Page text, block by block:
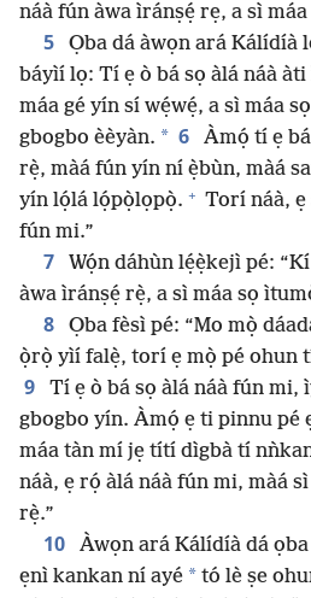
náà fún àwa ìránṣẹ́ rẹ, a sì
5
Ọba dá àwọn ará Kálídíà
báyìí lọ: Tí ẹ ò bá sọ àlá náà
máa gé yín sí wẹ́wẹ́, a sì máa
gbogbo èèyàn. * 6
Àmọ́ tí ẹ
rẹ̀, màá fún yín ní ẹ̀bùn, màá
yín lọ́lá lọ́pọ̀lọpọ̀. + Torí náà,
fún mi.”
7
Wọ́n dáhùn lẹ́ẹ̀kejì pé:
àwa ìránṣẹ́ rẹ̀, a sì máa sọ
8
Ọba fèsì pé: “Mo mọ̀
ọ̀rọ̀ yìí falẹ̀, torí ẹ mọ̀ pé ohun
9
Tí ẹ ò bá sọ àlá náà fún mi,
gbogbo yín. Àmọ́ ẹ ti pinnu pé
máa tàn mí jẹ títí dìgbà tí
náà, ẹ rọ́ àlá náà fún mi, màá
rẹ̀.”
10
Àwọn ará Kálídíà dá
ẹnì kankan ní ayé * tó lè ṣe